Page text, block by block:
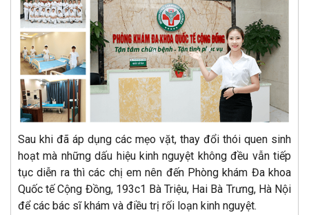
Sau khi đã áp dụng các mẹo vặt, thay đổi thói quen sinh
hoạt mà những dấu hiệu kinh nguyệt không đều vẫn tiếp
tục diễn ra thì các chị em nên đến Phòng khám Đa khoa
Quốc tế Cộng Đồng, 193c1 Bà Triệu, Hai Bà Trưng, Hà Nội
để các bác sĩ khám và điều trị rối loạn kinh nguyệt.